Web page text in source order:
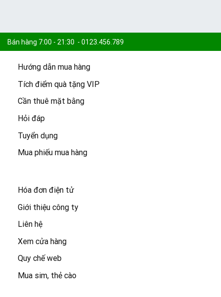
Bán hàng 7:00 - 21:30 - 0123.456.789
Khiếu nại 7:30 - 21:00 - 0123.456.789
Hướng dẫn mua hàng
Tích điểm quà tặng VIP
Cần thuê mặt bằng
Hỏi đáp
Tuyển dụng
Mua phiếu mua hàng
Hóa đơn điện tử
Giới thiệu công ty
Liên hệ
Xem cửa hàng
Quy chế web
Mua sim, thẻ cào